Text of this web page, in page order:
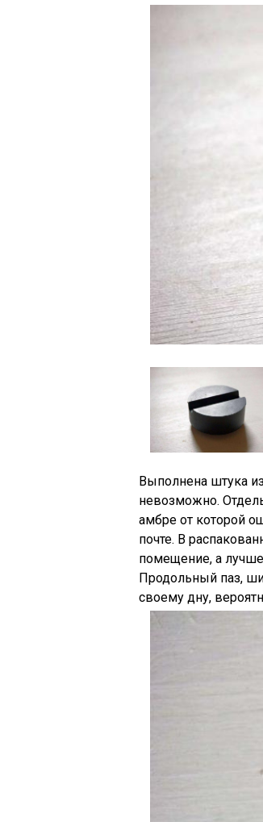
Выполнена штука
невозможно.
амбре от которой
почте. В
помещение, а
Продольный паз,
своему дну,